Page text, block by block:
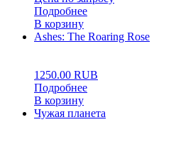
Подробнее
В корзину
Ashes: The Roaring Rose
1250.00 RUB
Подробнее
В корзину
Чужая планета